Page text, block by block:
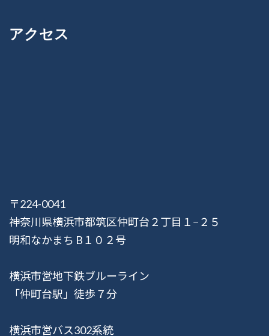
アクセス
〒224-0041
神奈川県横浜市都筑区仲町台２丁目１−２５
明和なかまち B１０２号
横浜市営地下鉄ブルーライン
「仲町台駅」徒歩７分
横浜市営バス302系統